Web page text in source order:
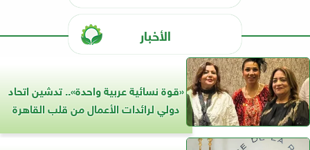
الأخبار
«قوة نسائية عربية واحدة».. تدشين اتحاد
دولي لرائدات الأعمال من قلب القاهرة